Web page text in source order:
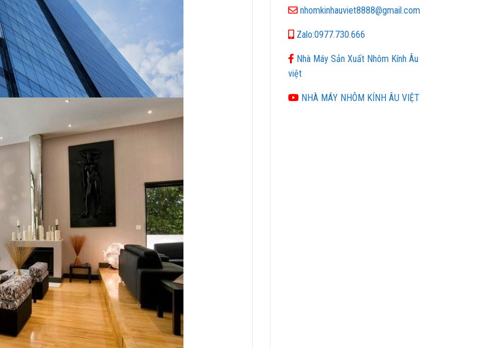
nhomkinhauviet8888@gmail.com
Zalo:0977.730.666
Nhà Máy Sản Xuất Nhôm Kính Âu
việt
NHÀ MÁY NHÔM KÍNH ÂU VIỆT